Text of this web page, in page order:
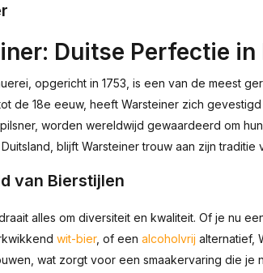
Duitse Perfectie in
opgericht in 1753, is een van de meest
de 18e eeuw, heeft Warsteiner zich
worden wereldwijd gewaardeerd om
blijft Warsteiner trouw aan zijn traditie
van Bierstijlen
alles om diversiteit en kwaliteit. Of je nu
wit-bier, of een alcoholvrij alternatief,
wat zorgt voor een smaakervaring die je